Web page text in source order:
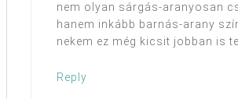
nem olyan sárgás-aranyosan
hanem inkább barnás-arany
nekem ez még kicsit jobban is
Reply